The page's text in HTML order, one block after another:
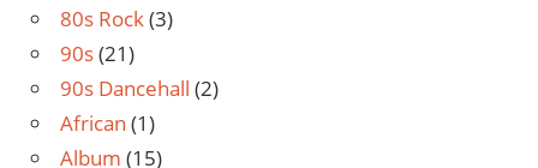
80s Rock(3)
90s(21)
90s Dancehall (2)
African (1)
Album (15)